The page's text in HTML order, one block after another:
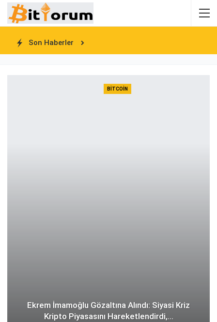
Son Haberler
BITCOIN
Ekrem İmamoğlu Gözaltına Alındı: Siyasi Kriz
Kripto Piyasasını Hareketlendirdi,…